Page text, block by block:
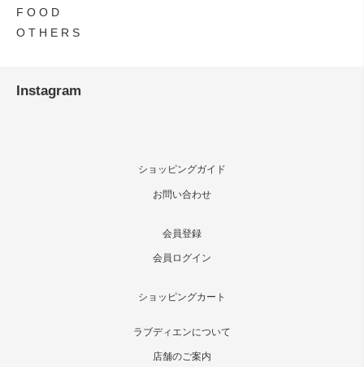
F O O D
O T H E R S
Instagram
ショッピングガイド
お問い合わせ
会員登録
会員ログイン
ショッピングカート
ラブディエンについて
店舗のご案内